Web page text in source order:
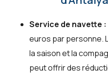
Service de navette :
euros par personne.
la saison et la
peut offrir des